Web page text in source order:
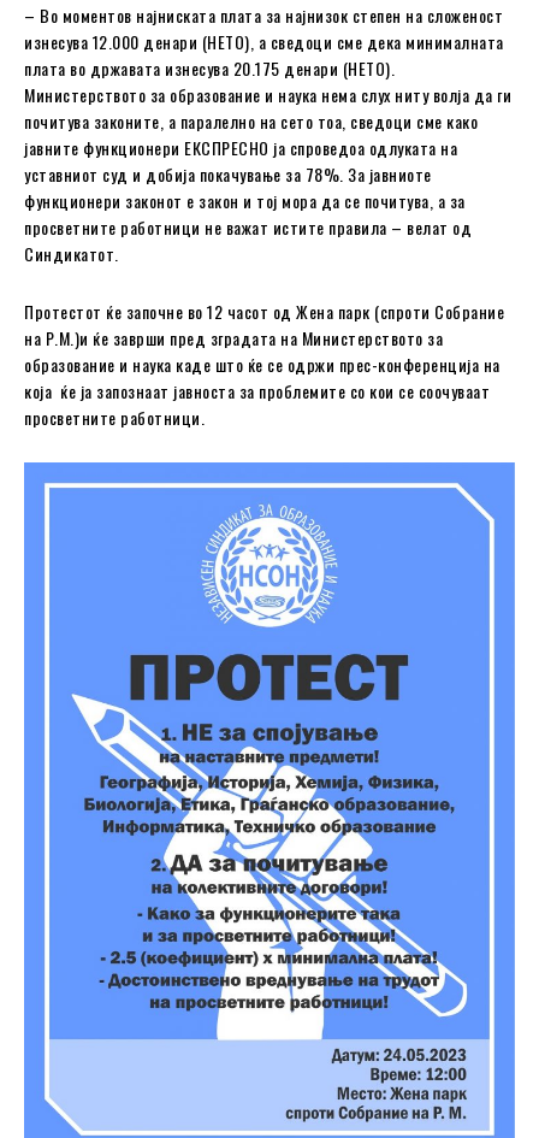
– Во моментов најниската плата за најнизок степен на сложеност
изнесува 12.000 денари (НЕТО), а сведоци сме дека минималната
плата во државата изнесува 20.175 денари (НЕТО).
Министерството за образование и наука нема слух ниту волја да ги
почитува законите, а паралелно на сето тоа, сведоци сме како
јавните функционери ЕКСПРЕСНО ја спроведоа одлуката на
уставниот суд и добија покачување за 78%. За јавниоте
функционери законот е закон и тој мора да се почитува, а за
просветните работници не важат истите правила – велат од
Синдикатот.
Протестот ќе започне во 12 часот од Жена парк (спроти Собрание
на Р.М.)и ќе заврши пред зградата на Министерството за
образование и наука каде што ќе се одржи прес-конференција на
која ќе ја запознаат јавноста за проблемите со кои се соочуваат
просветните работници.